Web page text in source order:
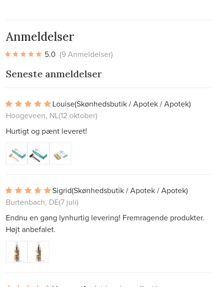
Anmeldelser
5.0 (9 Anmeldelser)
Seneste anmeldelser
Louise(Skønhedsbutik / Apotek / Apotek)
Hoogeveen, NL(12 oktober)
Hurtigt og pænt leveret!
Sigrid(Skønhedsbutik / Apotek / Apotek)
Burtenbach, DE(7 juli)
Endnu en gang lynhurtig levering! Fremragende produkter.
Højt anbefalet.